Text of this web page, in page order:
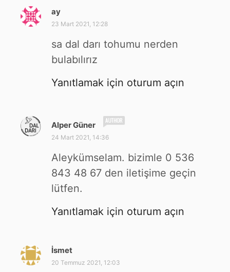
ay
e
i
k
:
23 Mart 2021, 12:28
sa dal darı tohumu nerden
bulabılırız
Yanıtlamak için oturum açın
Alper Güner
k
i
24 Mart 2021, 14:36
Aleykümselam. bizimle 0 536
843 48 67 den iletişime geçin
lütfen.
Yanıtlamak için oturum açın
İsmet
e
20 Temmuz 2021, 12:03